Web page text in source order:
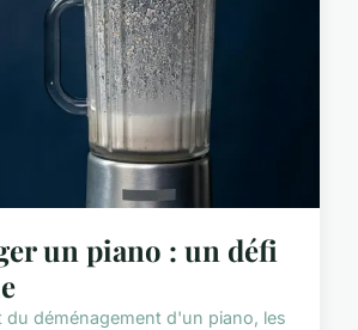
un piano : un défi
du déménagement d'un piano, les